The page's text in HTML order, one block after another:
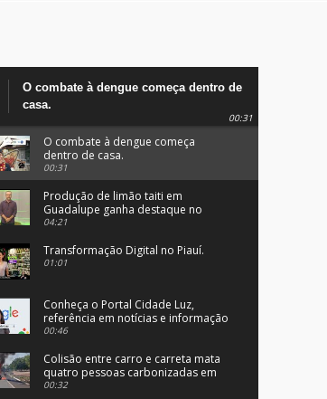
O combate à dengue começa dentro de
casa.
00:31
O combate à dengue começa
dentro de casa.
00:31
Produção de limão taiti em
Guadalupe ganha destaque no
programa Clube Rural.
04:21
Transformação Digital no Piauí.
01:01
Conheça o Portal Cidade Luz,
referência em notícias e informação
no Sul do Piauí.
00:46
Colisão entre carro e carreta mata
quatro pessoas carbonizadas em
Angical, no Piauí.
00:32